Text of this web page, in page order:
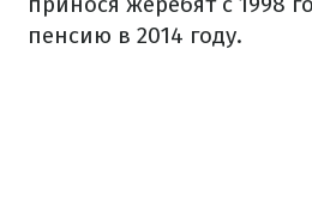
пенсию в 2014 году.